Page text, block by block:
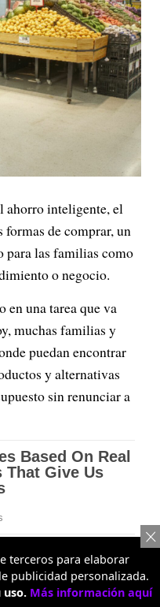
ahorro inteligente, el
formas de comprar, un
para las familias como
o negocio.
en una tarea que va
muchas familias y
puedan encontrar
y alternativas
sin renunciar a
terceros para elaborar
publicidad personalizada.
uso. Más información aquí